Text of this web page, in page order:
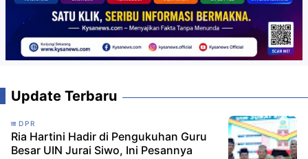
Update Terbaru
DPR
Ria Hartini Hadir di Pengukuhan Guru
Besar UIN Jurai Siwo, Ini Pesannya